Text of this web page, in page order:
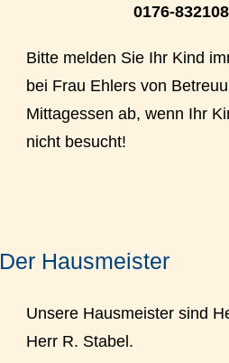
0176-
Bitte melden Sie Ihr Kind
bei Frau Ehlers von
Mittagessen ab, wenn Ihr
nicht besucht!
Der Hausmeister
Unsere Hausmeister sind
Herr R. Stabel.